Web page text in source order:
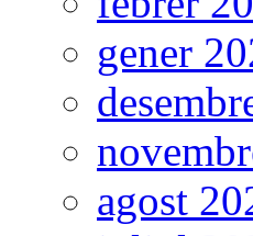
gener
agost